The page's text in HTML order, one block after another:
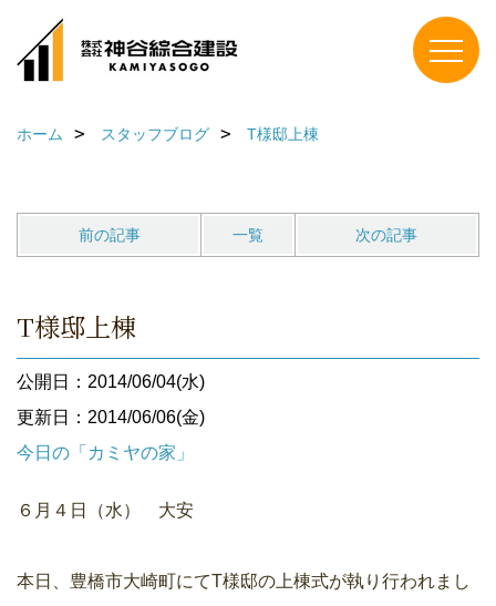
ホーム スタッフブログ T様邸上棟
前の記事 一覧 次の記事
T様邸上棟
公開日：2014/06/04(水)
更新日：2014/06/06(金)
今日の「カミヤの家」
６月４日（水） 大安
本日、豊橋市大崎町にてT様邸の上棟式が執り行われまし